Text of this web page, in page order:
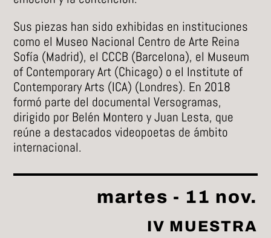
Sus piezas han sido exhibidas en instituciones
como el Museo Nacional Centro de Arte Reina
Sofía (Madrid), el CCCB (Barcelona), el Museum
of Contemporary Art (Chicago) o el Institute of
Contemporary Arts (ICA) (Londres). En 2018
formó parte del documental Versogramas,
dirigido por Belén Montero y Juan Lesta, que
reúne a destacados videopoetas de ámbito
internacional.
martes - 11 nov.
IV MUESTRA